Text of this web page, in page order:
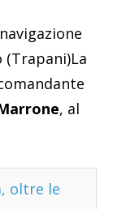
(Trapani)La
, al
oltre le